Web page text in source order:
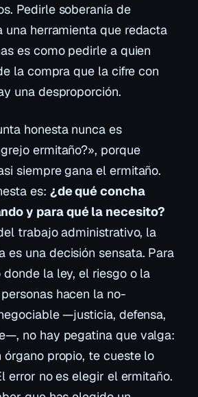
Pedirle soberanía de
una herramienta que redacta
es como pedirle a quien
la compra que la cifre con
una desproporción.
honesta nunca es
ermitaño?», porque
siempre gana el ermitaño.
es: ¿de qué concha
y para qué la necesito?
trabajo administrativo, la
es una decisión sensata. Para
la ley, el riesgo o la
hacen la no-
—justicia, defensa,
no hay pegatina que valga:
órgano propio, te cueste lo
error no es elegir el ermitaño.